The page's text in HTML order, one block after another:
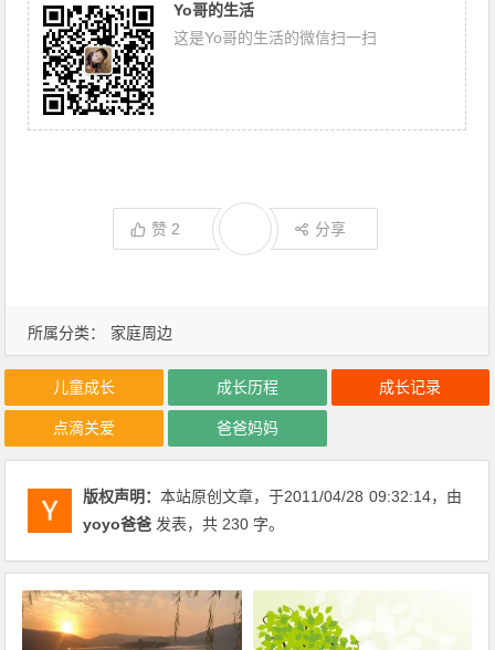
所属分类： 家庭周边
Yo哥的生活
这是Yo哥的生活的微信扫一扫
赞2 分享
儿童成长 成长历程 成长记录
点滴关爱 爸爸妈妈
版权声明：本站原创文章，于2011/04/28 09:32:14，由
yoyo爸爸 发表，共 230 字。